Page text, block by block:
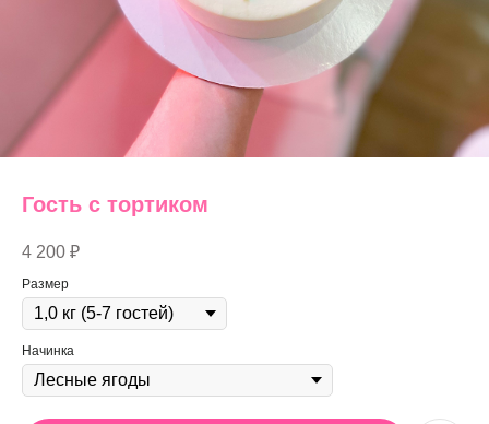
Гость с тортиком
4 200 ₽
Размер
Начинка